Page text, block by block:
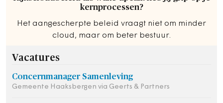
kernprocessen?
Het aangescherpte beleid vraagt niet om minder
cloud, maar om beter bestuur.
Vacatures
Concernmanager Samenleving
Gemeente Haaksbergen via Geerts & Partners